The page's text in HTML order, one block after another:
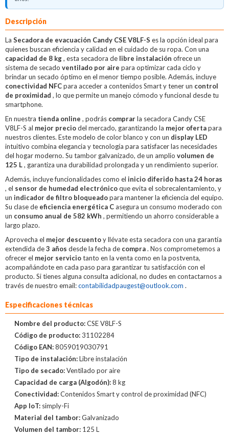
Descripción
La Secadora de evacuación Candy CSE V8LF-S es la opción ideal para
quienes buscan eficiencia y calidad en el cuidado de su ropa. Con una
capacidad de 8 kg, esta secadora de libre instalación ofrece un
sistema de secado ventilado por aire para optimizar cada ciclo y
brindar un secado óptimo en el menor tiempo posible. Además, incluye
conectividad NFCpara acceder a contenidos Smart y tener un control
de proximidad , lo que permite un manejo cómodo y funcional desde tu
smartphone.
En nuestra tienda online , podrás comprarla secadora Candy CSE
V8LF-S al mejor preciodel mercado, garantizando la mejor ofertapara
nuestros clientes. Este modelo de color blanco y con un display LED
intuitivo combina elegancia y tecnología para satisfacer las necesidades
del hogar moderno. Su tambor galvanizado, de un amplio volumen de
125 L, garantiza una durabilidad prolongada y un rendimiento superior.
Además, incluye funcionalidades como el inicio diferido hasta 24 horas
, el sensor de humedad electrónicoque evita el sobrecalentamiento, y
un indicador de filtro bloqueadopara mantener la eficiencia del equipo.
Su clase de eficiencia energética Casegura un consumo moderado con
un consumo anual de 582 kWh , permitiendo un ahorro considerable a
largo plazo.
Aprovecha el mejor descuentoy llévate esta secadora con una garantía
extendida de3 años desde la fecha de compra. Nos comprometemos a
ofrecer el mejor serviciotanto en la venta como en la postventa,
acompañándote en cada paso para garantizar tu satisfacción con el
producto. Si tienes alguna consulta adicional, no dudes en contactarnos a
través de nuestro email:contabilidadpaugest@outlook.com .
Especificaciones técnicas
Nombre del producto:CSE V8LF-S
Código de producto:31102284
Código EAN:8059019030791
Tipo de instalación:Libre instalación
Tipo de secado:Ventilado por aire
Capacidad de carga (Algodón):8 kg
Conectividad:Contenidos Smart y control de proximidad (NFC)
App IoT: simply-Fi
Material del tambor:Galvanizado
Volumen del tambor: 125 L